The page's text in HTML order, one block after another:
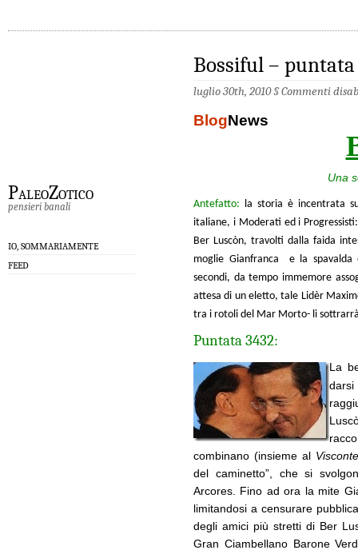
PaleoZotico
pensieri banali
IO, SOMMARIAMENTE
FEED
Bossiful – puntata
luglio 30th, 2010 §Commenti
BlogNews
Una
Antefatto: la storia è incentrata
italiane, i Moderati ed i
Ber Luscòn, travolti dalla faida
moglie Gianfranca e la spavalda
secondi, da tempo immemore
attesa di un eletto, tale Lidèr
tra i rotoli del Mar Morto- li
Puntata 3432:
La
combinano (insieme al
del caminetto”, che si
Arcores. Fino ad ora la mite
limitandosi a censurare
degli amici più stretti di Ber
Gran Ciambellano Barone